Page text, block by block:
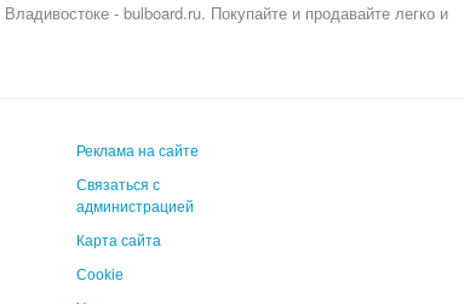
- bulboard.ru. Покупайте и продавайте легко и
Реклама на сайте
Связаться с
администрацией
Карта сайта
Cookie